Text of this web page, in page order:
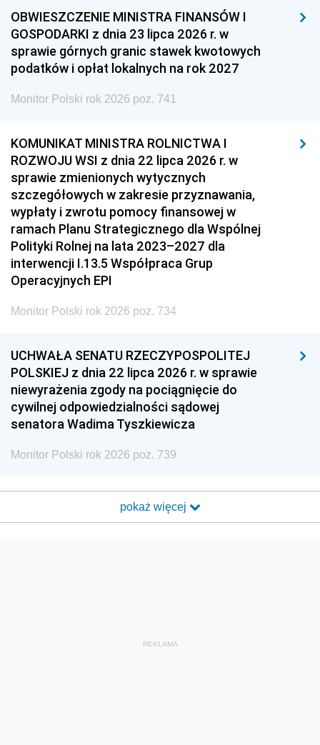
OBWIESZCZENIE MINISTRA FINANSÓW I
GOSPODARKI z dnia 23 lipca 2026 r. w
sprawie górnych granic stawek kwotowych
podatków i opłat lokalnych na rok 2027
Monitor Polski rok 2026 poz. 741
KOMUNIKAT MINISTRA ROLNICTWA I
ROZWOJU WSI z dnia 22 lipca 2026 r. w
sprawie zmienionych wytycznych
szczegółowych w zakresie przyznawania,
wypłaty i zwrotu pomocy finansowej w
ramach Planu Strategicznego dla Wspólnej
Polityki Rolnej na lata 2023–2027 dla
interwencji I.13.5 Współpraca Grup
Operacyjnych EPI
Monitor Polski rok 2026 poz. 734
UCHWAŁA SENATU RZECZYPOSPOLITEJ
POLSKIEJ z dnia 22 lipca 2026 r. w sprawie
niewyrażenia zgody na pociągnięcie do
cywilnej odpowiedzialności sądowej
senatora Wadima Tyszkiewicza
Monitor Polski rok 2026 poz. 739
pokaż więcej
REKLAMA